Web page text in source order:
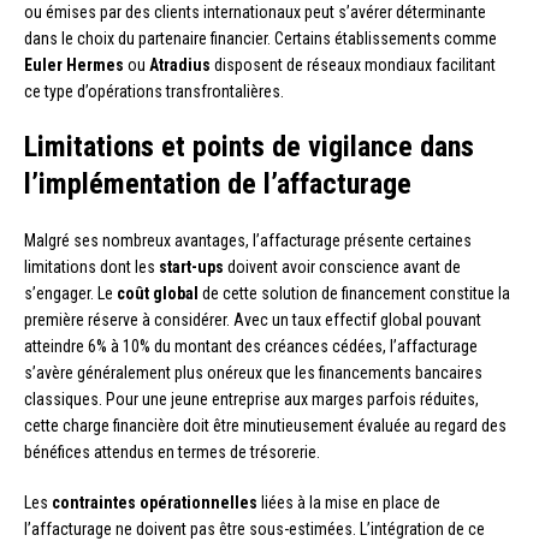
ou émises par des clients internationaux peut s’avérer déterminante
dans le choix du partenaire financier. Certains établissements comme
Euler Hermes ou Atradius disposent de réseaux mondiaux facilitant
ce type d’opérations transfrontalières.
Limitations et points de vigilance dans
l’implémentation de l’affacturage
Malgré ses nombreux avantages, l’affacturage présente certaines
limitations dont les start-ups doivent avoir conscience avant de
s’engager. Le coût global de cette solution de financement constitue la
première réserve à considérer. Avec un taux effectif global pouvant
atteindre 6% à 10% du montant des créances cédées, l’affacturage
s’avère généralement plus onéreux que les financements bancaires
classiques. Pour une jeune entreprise aux marges parfois réduites,
cette charge financière doit être minutieusement évaluée au regard des
bénéfices attendus en termes de trésorerie.
Les contraintes opérationnelles liées à la mise en place de
l’affacturage ne doivent pas être sous-estimées. L’intégration de ce